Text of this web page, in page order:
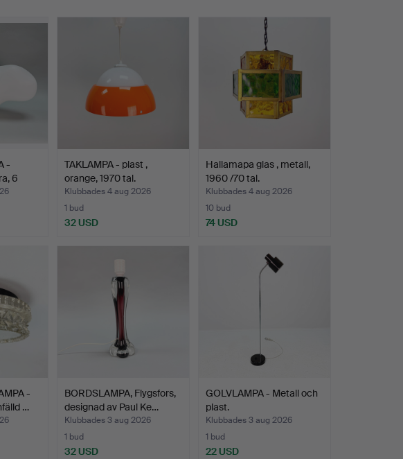
-
6
TAKLAMPA - plast ,
orange, 1970 tal.
Klubbades 4 aug 2026
1 bud
32 USD
Hallamapa glas , metall,
1960 /70 tal.
Klubbades 4 aug 2026
10 bud
74 USD
-
…
BORDSLAMPA, Flygsfors,
designad av Paul Ke…
Klubbades 3 aug 2026
1 bud
32 USD
GOLVLAMPA - Metall och
plast.
Klubbades 3 aug 2026
1 bud
22 USD